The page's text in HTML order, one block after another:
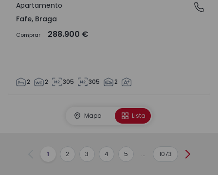
Fafe, Braga
Apartamento
Fafe, Braga
Comprar 288.900 €
2 2 305 305 2
Mapa Lista
Anterior
1 2 3 4 5 ... 1073